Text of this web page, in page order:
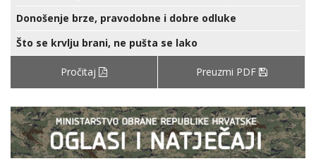
Donošenje brze, pravodobne i dobre odluke
Što se krvlju brani, ne pušta se lako
Pročitaj Preuzmi PDF